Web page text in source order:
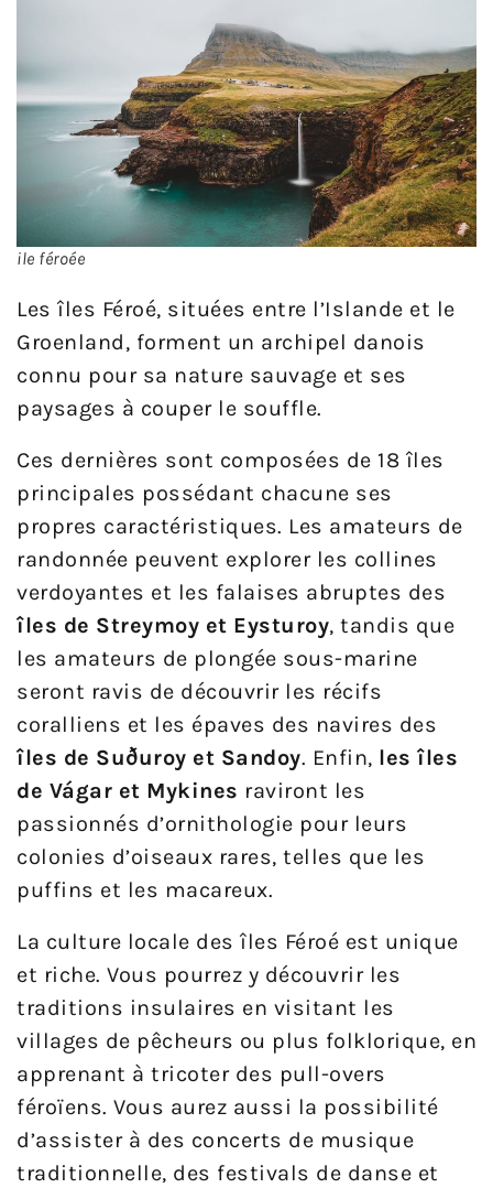
ile féroée
Les îles Féroé, situées entre l’Islande et le
Groenland, forment un archipel danois
connu pour sa nature sauvage et ses
paysages à couper le souffle.
Ces dernières sont composées de 18 îles
principales possédant chacune ses
propres caractéristiques. Les amateurs de
randonnée peuvent explorer les collines
verdoyantes et les falaises abruptes des
îles de Streymoy et Eysturoy, tandis que
les amateurs de plongée sous-marine
seront ravis de découvrir les récifs
coralliens et les épaves des navires des
îles de Suðuroy et Sandoy. Enfin, les îles
de Vágar et Mykines raviront les
passionnés d’ornithologie pour leurs
colonies d’oiseaux rares, telles que les
puffins et les macareux.
La culture locale des îles Féroé est unique
et riche. Vous pourrez y découvrir les
traditions insulaires en visitant les
villages de pêcheurs ou plus folklorique, en
apprenant à tricoter des pull-overs
féroïens. Vous aurez aussi la possibilité
d’assister à des concerts de musique
traditionnelle, des festivals de danse et